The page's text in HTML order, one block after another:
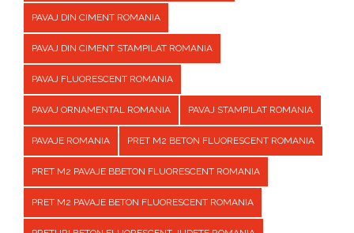
PAVAJ DIN CIMENT ROMANIA
PAVAJ DIN CIMENT STAMPILAT ROMANIA
PAVAJ FLUORESCENT ROMANIA
PAVAJ ORNAMENTAL ROMANIA PAVAJ STAMPILAT ROMANIA
PAVAJE ROMANIA PRET M2 BETON FLUORESCENT ROMANIA
PRET M2 PAVAJE BBETON FLUORESCENT ROMANIA
PRET M2 PAVAJE BETON FLUORESCENT ROMANIA